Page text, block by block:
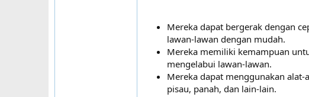
Mereka dapat bergerak dengan
lawan-lawan dengan mudah.
Mereka memiliki kemampuan
mengelabui lawan-lawan.
Mereka dapat menggunakan
pisau, panah, dan lain-lain.